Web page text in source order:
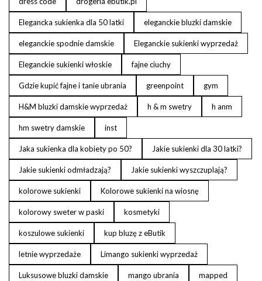
Elegancka sukienka dla 50 latki eleganckie bluzki damskie
eleganckie spodnie damskie Eleganckie sukienki wyprzedaż
Eleganckie sukienki włoskie fajne ciuchy
Gdzie kupić fajne i tanie ubrania greenpoint gym
H&M bluzki damskie wyprzedaż h & m swetry h anm
hm swetry damskie inst
Jaka sukienka dla kobiety po 50? Jakie sukienki dla 30 latki?
Jakie sukienki odmładzają? Jakie sukienki wyszczuplają?
kolorowe sukienki Kolorowe sukienki na wiosnę
kolorowy sweter w paski kosmetyki
koszulowe sukienki kup bluzę z eButik
letnie wyprzedaże Limango sukienki wyprzedaż
Luksusowe bluzki damskie mango ubrania mapped